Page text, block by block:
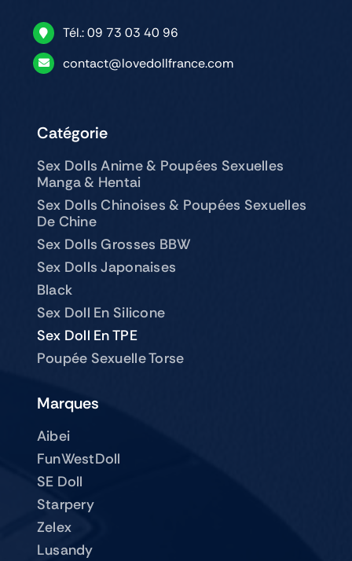
Tél.: 09 73 03 40 96
contact@lovedollfrance.com
Catégorie
Sex Dolls Anime & Poupées Sexuelles
Manga & Hentai
Sex Dolls Chinoises & Poupées Sexuelles
De Chine
Sex Dolls Grosses BBW
Sex Dolls Japonaises
Black
Sex Doll En Silicone
Sex Doll En TPE
Poupée Sexuelle Torse
Marques
Aibei
FunWestDoll
SE Doll
Starpery
Zelex
Lusandy